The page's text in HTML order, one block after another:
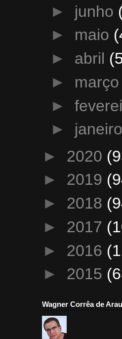
► junho
► maio
► abril
► março
►
► janeiro
► 2020
► 2019
► 2018
► 2017
► 2016
► 2015
Wagner Corrêa de